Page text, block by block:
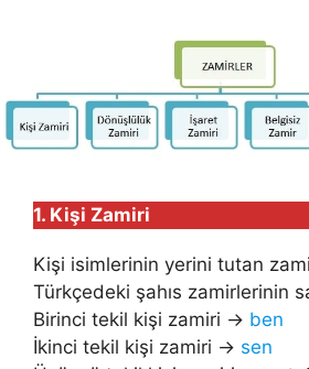
1. Kişi Zamiri
Kişi isimlerinin yerini tutan
Türkçedeki şahıs zamirlerinin
Birinci tekil kişi zamiri → ben
İkinci tekil kişi zamiri → sen